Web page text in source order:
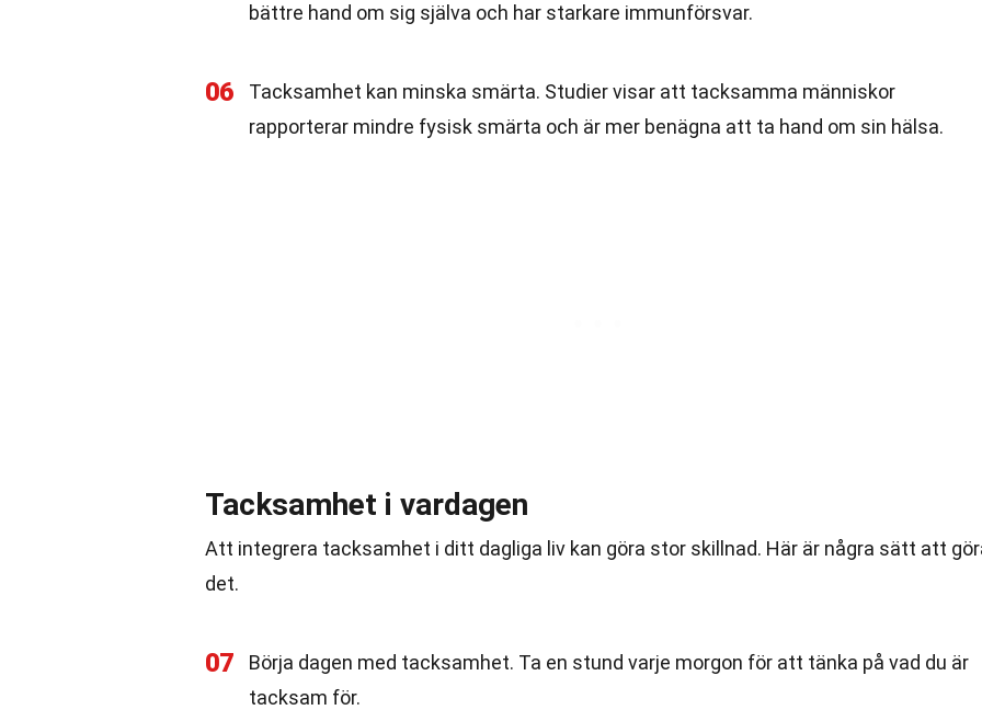
bättre hand om sig själva och har starkare immunförsvar.
06
Tacksamhet kan minska smärta. Studier visar att tacksamma människor
rapporterar mindre fysisk smärta och är mer benägna att ta hand om sin hälsa.
Tacksamhet i vardagen
Att integrera tacksamhet i ditt dagliga liv kan göra stor skillnad. Här är några sätt att
det.
07
Börja dagen med tacksamhet. Ta en stund varje morgon för att tänka på vad du är
tacksam för.